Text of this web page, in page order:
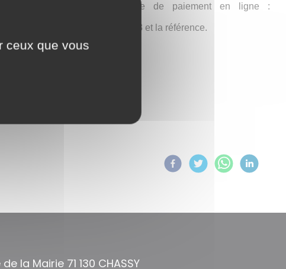
retrouverez l’adresse du site de paiement en ligne :
de la commune : 020053 et la référence.
la Mairie 71 130 CHASSY
ceux que vous